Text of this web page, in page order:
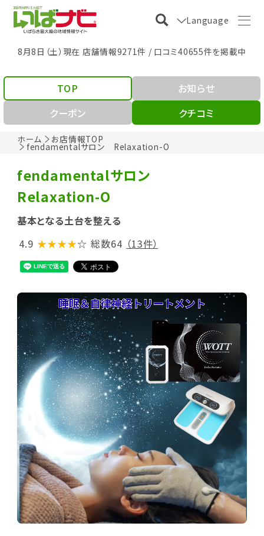
Language
8月8日（土）現在 店舗情報9271件 / 口コミ40655件を掲載中
ホーム お店情報TOP
fendamentalサロン Relaxation-O
TOP
お知らせ
クーポン
クチコミ
fendamentalサロン
Relaxation-O
基本となる土台を整える
4.9 ★★★★☆ 総数64 （13件）